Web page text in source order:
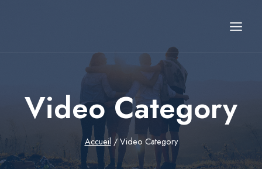
Video Category
Accueil / Video Category